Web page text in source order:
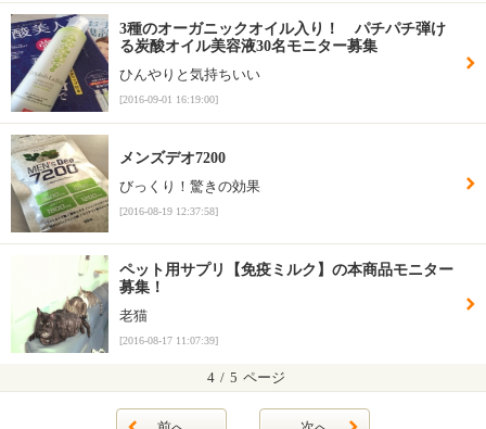
3種のオーガニックオイル入り！ パチパチ弾け
る炭酸オイル美容液30名モニター募集
ひんやりと気持ちいい
[2016-09-01 16:19:00]
メンズデオ7200
びっくり！驚きの効果
[2016-08-19 12:37:58]
ペット用サプリ【免疫ミルク】の本商品モニター
募集！
老猫
[2016-08-17 11:07:39]
4 / 5 ページ